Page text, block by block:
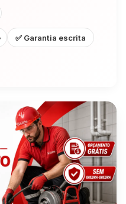
✅ Garantia escrita